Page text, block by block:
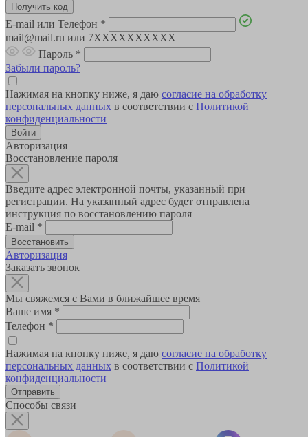
E-mail или Телефон *
mail@mail.ru или 7XXXXXXXXXX
Пароль *
Забыли пароль?
Нажимая на кнопку ниже, я даю согласие на обработку
персональных данных в соответствии с Политикой
конфиденциальности
Авторизация
Восстановление пароля
Введите адрес электронной почты, указанный при
регистрации. На указанный адрес будет отправлена
инструкция по восстановлению пароля
E-mail *
Авторизация
Заказать звонок
Мы свяжемся с Вами в ближайшее время
Ваше имя *
Телефон *
Нажимая на кнопку ниже, я даю согласие на обработку
персональных данных в соответствии с Политикой
конфиденциальности
Способы связи